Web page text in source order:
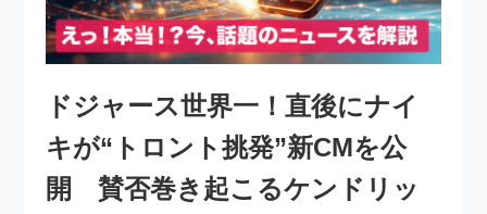
ドジャース世界一！直後にナイ
キが“トロント挑発”新CMを公
開 賛否巻き起こるケンドリッ